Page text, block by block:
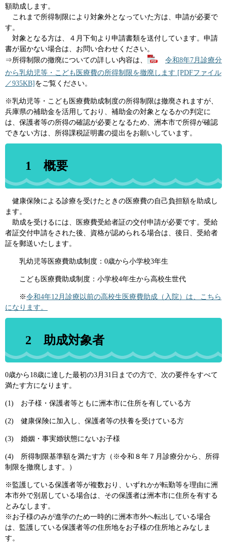
額助成します。
これまで所得制限により対象外となっていた方は、申請が必要で
す。
対象となる方は、４月下旬より申請書類を送付しています。申請
書が届かない場合は、お問い合わせください。
​⇒所得制限の撤廃についての詳しい内容は、
令和8年7月診療分
から乳幼児等・こども医療費の所得制限を撤廃します [PDFファイル
／935KB] をご覧ください。
※乳幼児等・こども医療費助成制度の所得制限は撤廃されますが、
兵庫県の補助金を活用しており、補助金の対象となるかの判定に
は、保護者等の所得の確認が必要となるため、洲本市で所得が確認
できない方は、所得課税証明書の提出をお願いしています。
1 概要
健康保険による診療を受けたときの医療費の自己負担額を助成し
ます。
​ 助成を受けるには、医療費受給者証の交付申請が必要です。受給
者証交付申請をされた後、資格が認められる場合は、後日、受給者
証を郵送いたします。
乳幼児等医療費助成制度：0歳から小学校3年生
こども医療費助成制度：小学校4年生から高校生世代
※令和4年12月診療以前の高校生医療費助成（入院）は、こちら
になります。
2 助成対象者
0歳から18歳に達した最初の3月31日までの方で、次の要件をすべて
満たす方になります。
(1) お子様・保護者等ともに洲本市に住所を有している方
(2) 健康保険に加入し、保護者等の扶養を受けている方
(3) 婚姻・事実婚状態にないお子様
(4) 所得制限基準額を満たす方（※令和８年７月診療分から、所得
制限を撤廃します。）
※監護している保護者等が複数おり、いずれかが転勤等を理由に洲
本市外で別居している場合は、その保護者は洲本市に住所を有する
とみなします。
※お子様のみが進学のため一時的に洲本市外へ転出している場合
は、監護している保護者等の住所地をお子様の住所地とみなしま
す。